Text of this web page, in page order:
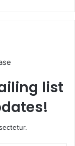
list